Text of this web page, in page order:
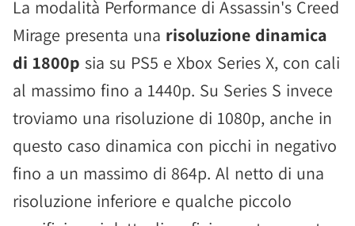
La modalità Performance di Assassin's Creed
Mirage presenta una risoluzione dinamica
di 1800p sia su PS5 e Xbox Series X, con cali
al massimo fino a 1440p. Su Series S invece
troviamo una risoluzione di 1080p, anche in
questo caso dinamica con picchi in negativo
fino a un massimo di 864p. Al netto di una
risoluzione inferiore e qualche piccolo